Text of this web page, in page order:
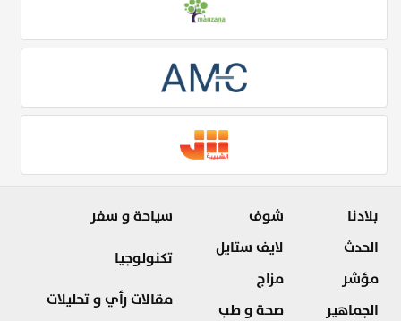
بلادنا
الحدث
مؤشر
الجماهير
شوف
لايف ستايل
مزاج
صحة و طب
سياحة و سفر
تكنولوجيا
مقالات رأي و تحليلات